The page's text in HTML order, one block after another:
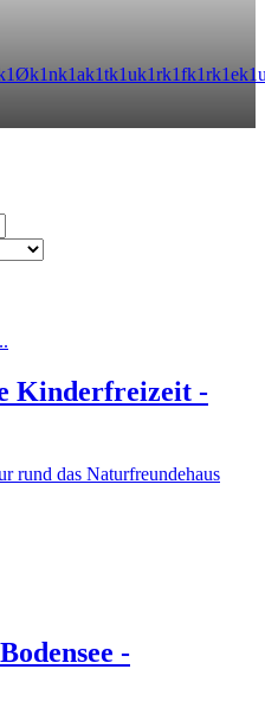
1Øk1nk1ak1tk1uk1rk1fk1rk1ek1
Kinderfreizeit -
rund das Naturfreundehaus
-